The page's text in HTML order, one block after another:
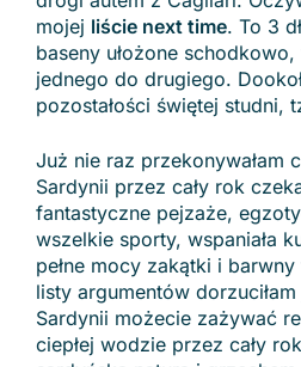
mojej liście next time. To 3
baseny ułożone
jednego do drugiego.
pozostałości świętej studni,
Już nie raz przekonywałam
Sardynii przez cały rok
fantastyczne pejzaże,
wszelkie sporty, wspaniała
pełne mocy zakątki i
listy argumentów
Sardynii możecie zażywać
ciepłej wodzie przez cały